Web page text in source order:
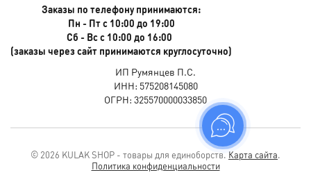
Заказы по телефону принимаются:
Пн - Пт с 10:00 до 19:00
Сб - Вс с 10:00 до 16:00
(заказы через сайт принимаются круглосуточно)
ИП Румянцев П.С.
ИНН: 575208145080
ОГРН: 325570000033850
© 2026 KULAK SHOP - товары для единоборств. Карта сайта.
Политика конфиденциальности